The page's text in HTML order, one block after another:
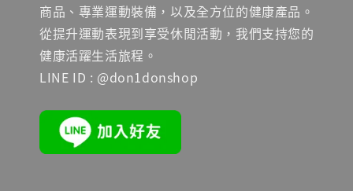
商品、專業運動裝備，以及全方位的健康產品。
從提升運動表現到享受休閒活動，我們支持您的
健康活躍生活旅程。
LINE ID : @don1donshop